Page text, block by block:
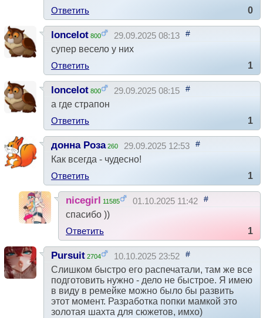
Ответить
0
loncelot 800 29.09.2025 08:13 #
супер весело у них
Ответить
1
loncelot 800 29.09.2025 08:15 #
а где страпон
Ответить
1
донна Роза 260 29.09.2025 12:53 #
Как всегда - чудесно!
Ответить
1
nicegirl 11585 01.10.2025 11:42 #
спасибо ))
Ответить
1
Pursuit 2704 10.10.2025 23:52 #
Слишком быстро его распечатали, там же все
подготовить нужно - дело не быстрое. Я имею
в виду в ремейке можно было бы развить
этот момент. Разработка попки мамкой это
золотая шахта для сюжетов, имхо)